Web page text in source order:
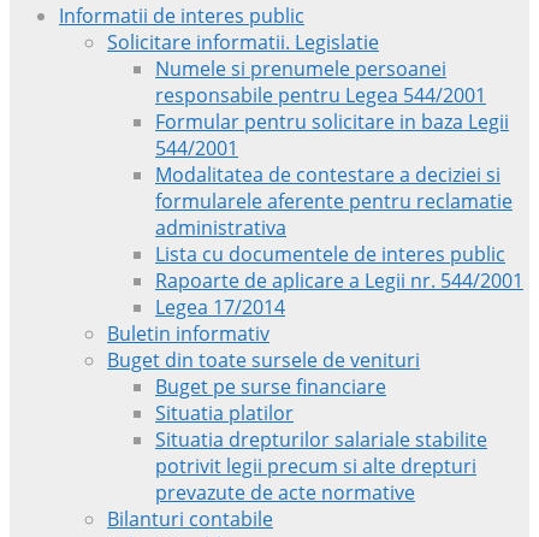
Informatii de interes public
Solicitare informatii. Legislatie
Numele si prenumele persoanei
responsabile pentru Legea 544/2001
Formular pentru solicitare in baza Legii
544/2001
Modalitatea de contestare a deciziei si
formularele aferente pentru reclamatie
administrativa
Lista cu documentele de interes public
Rapoarte de aplicare a Legii nr. 544/2001
Legea 17/2014
Buletin informativ
Buget din toate sursele de venituri
Buget pe surse financiare
Situatia platilor
Situatia drepturilor salariale stabilite
potrivit legii precum si alte drepturi
prevazute de acte normative
Bilanturi contabile